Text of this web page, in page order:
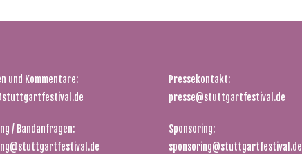
und Kommentare:
/ Bandanfragen:
Pressekontakt:
presse@stuttgartfestival.de
Sponsoring:
sponsoring@stuttgartfestival.de